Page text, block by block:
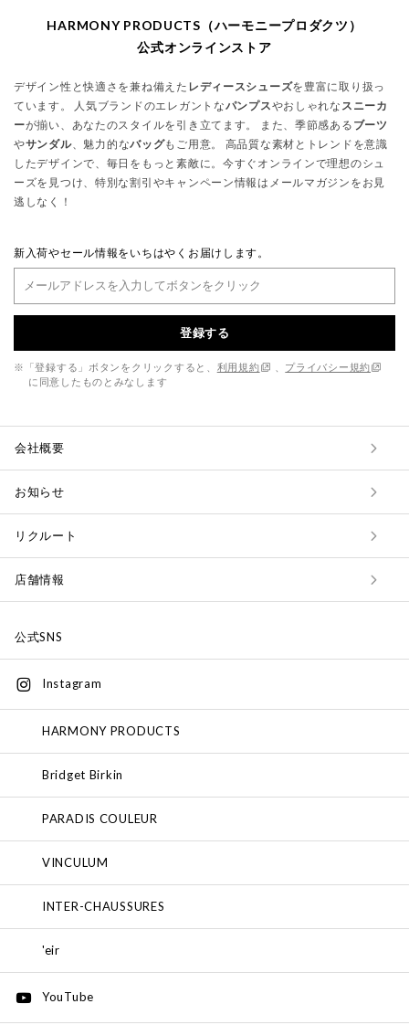
HARMONY PRODUCTS（ハーモニープロダクツ）
公式オンラインストア
デザイン性と快適さを兼ね備えた レディースシューズを豊富に取り扱っ
ています。 人気ブランドのエレガントなパンプスやおしゃれな スニーカ
ーが揃い、あなたのスタイルを引き立てます。 また、季節感ある ブーツ
やサンダル、魅力的なバッグもご用意。 高品質な素材とトレンドを意識
したデザインで、毎日をもっと素敵に。今すぐオンラインで理想のシュ
ーズを見つけ、特別な割引やキャンペーン情報はメールマガジンをお見
逃しなく！
新入荷やセール情報をいちはやくお届けします。
登録する
※「登録する」ボタンをクリックすると、 利用規約
プライバシー規約
に同意したものとみなします
会社概要
お知らせ
リクルート
店舗情報
公式SNS
Instagram
HARMONY PRODUCTS
Bridget Birkin
PARADIS COULEUR
VINCULUM
INTER-CHAUSSURES
'eir
YouTube